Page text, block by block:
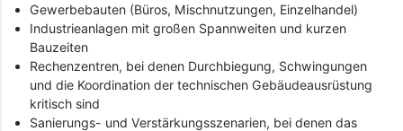
Gewerbebauten (Büros, Mischnutzungen, Einzelhandel)
Industrieanlagen mit großen Spannweiten und kurzen
Bauzeiten
Rechenzentren, bei denen Durchbiegung, Schwingungen
und die Koordination der technischen Gebäudeausrüstung
kritisch sind
Sanierungs- und Verstärkungsszenarien, bei denen das